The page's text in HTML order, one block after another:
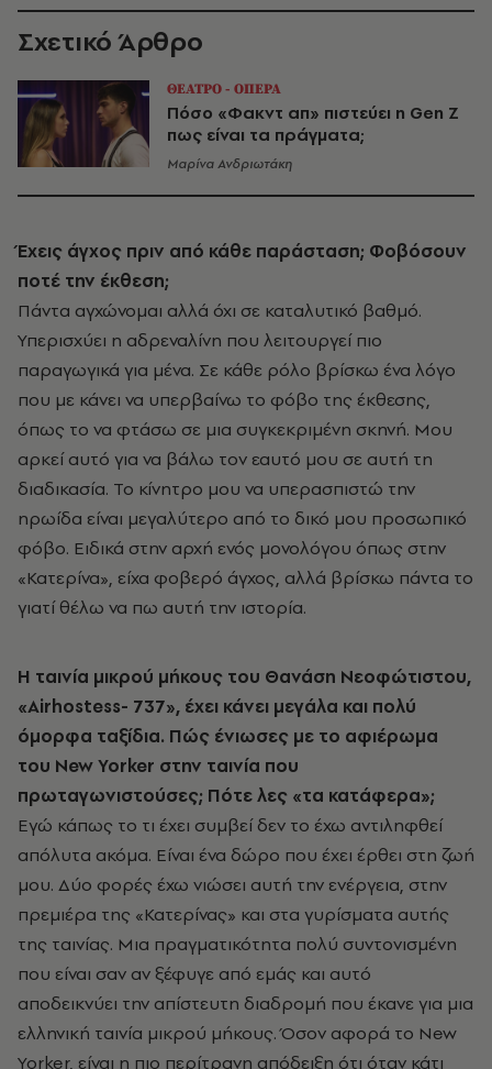
Σχετικό Άρθρο
ΘΕΑΤΡΟ - ΟΠΕΡΑ
Πόσο «Φακντ απ» πιστεύει η Gen Z
πως είναι τα πράγματα;
Μαρίνα Ανδριωτάκη
Έχεις άγχος πριν από κάθε παράσταση; Φοβόσουν
ποτέ την έκθεση;
Πάντα αγχώνομαι αλλά όχι σε καταλυτικό βαθμό.
Υπερισχύει η αδρεναλίνη που λειτουργεί πιο
παραγωγικά για μένα. Σε κάθε ρόλο βρίσκω ένα λόγο
που με κάνει να υπερβαίνω το φόβο της έκθεσης,
όπως το να φτάσω σε μια συγκεκριμένη σκηνή. Μου
αρκεί αυτό για να βάλω τον εαυτό μου σε αυτή τη
διαδικασία. Το κίνητρο μου να υπερασπιστώ την
ηρωίδα είναι μεγαλύτερο από το δικό μου προσωπικό
φόβο. Ειδικά στην αρχή ενός μονολόγου όπως στην
«Κατερίνα», είχα φοβερό άγχος, αλλά βρίσκω πάντα το
γιατί θέλω να πω αυτή την ιστορία.
Η ταινία μικρού μήκους του Θανάση Νεοφώτιστου,
«Airhostess- 737», έχει κάνει μεγάλα και πολύ
όμορφα ταξίδια. Πώς ένιωσες με το αφιέρωμα
του New Yorker στην ταινία που
πρωταγωνιστούσες; Πότε λες «τα κατάφερα»;
Εγώ κάπως το τι έχει συμβεί δεν το έχω αντιληφθεί
απόλυτα ακόμα. Είναι ένα δώρο που έχει έρθει στη ζωή
μου. Δύο φορές έχω νιώσει αυτή την ενέργεια, στην
πρεμιέρα της «Κατερίνας» και στα γυρίσματα αυτής
της ταινίας. Μια πραγματικότητα πολύ συντονισμένη
που είναι σαν αν ξέφυγε από εμάς και αυτό
αποδεικνύει την απίστευτη διαδρομή που έκανε για μια
ελληνική ταινία μικρού μήκους. Όσον αφορά το New
Yorker, είναι η πιο περίτρανη απόδειξη ότι όταν κάτι